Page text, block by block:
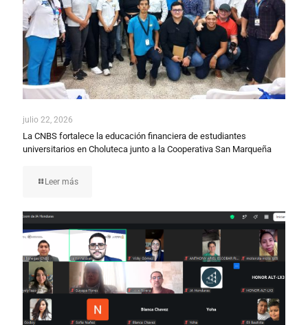
julio 22, 2026
La CNBS fortalece la educación financiera de estudiantes
universitarios en Choluteca junto a la Cooperativa San Marqueña
Leer más